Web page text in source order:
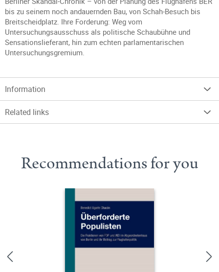
bis zu seinem noch andauernden Bau, von Schah-Besuch bis
Breitscheidplatz. Ihre Forderung: Weg vom
Untersuchungsausschuss als politische Schaubühne und
Sensationslieferant, hin zum echten parlamentarischen
Untersuchungsgremium.
Information
Related links
Recommendations for you